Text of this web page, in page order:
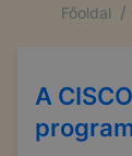
Főoldal /
A